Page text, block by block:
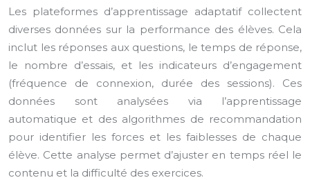
Les plateformes d’apprentissage adaptatif collectent
diverses données sur la performance des élèves. Cela
inclut les réponses aux questions, le temps de réponse,
le nombre d’essais, et les indicateurs d’engagement
(fréquence de connexion, durée des sessions). Ces
données sont analysées via l’apprentissage
automatique et des algorithmes de recommandation
pour identifier les forces et les faiblesses de chaque
élève. Cette analyse permet d’ajuster en temps réel le
contenu et la difficulté des exercices.